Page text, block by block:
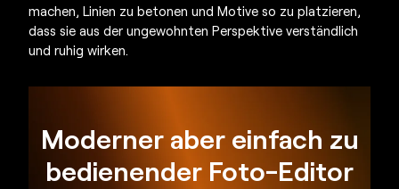
machen, Linien zu betonen und Motive so zu platzieren,
dass sie aus der ungewohnten Perspektive verständlich
und ruhig wirken.
Moderner aber einfach zu
bedienender Foto-Editor